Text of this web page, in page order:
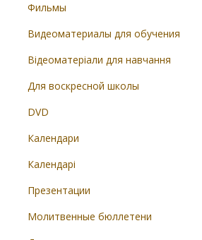
Фильмы
Видеоматериалы для обучения
Відеоматеріали для навчання
Для воскресной школы
DVD
Календари
Календарі
Презентации
Молитвенные бюллетени